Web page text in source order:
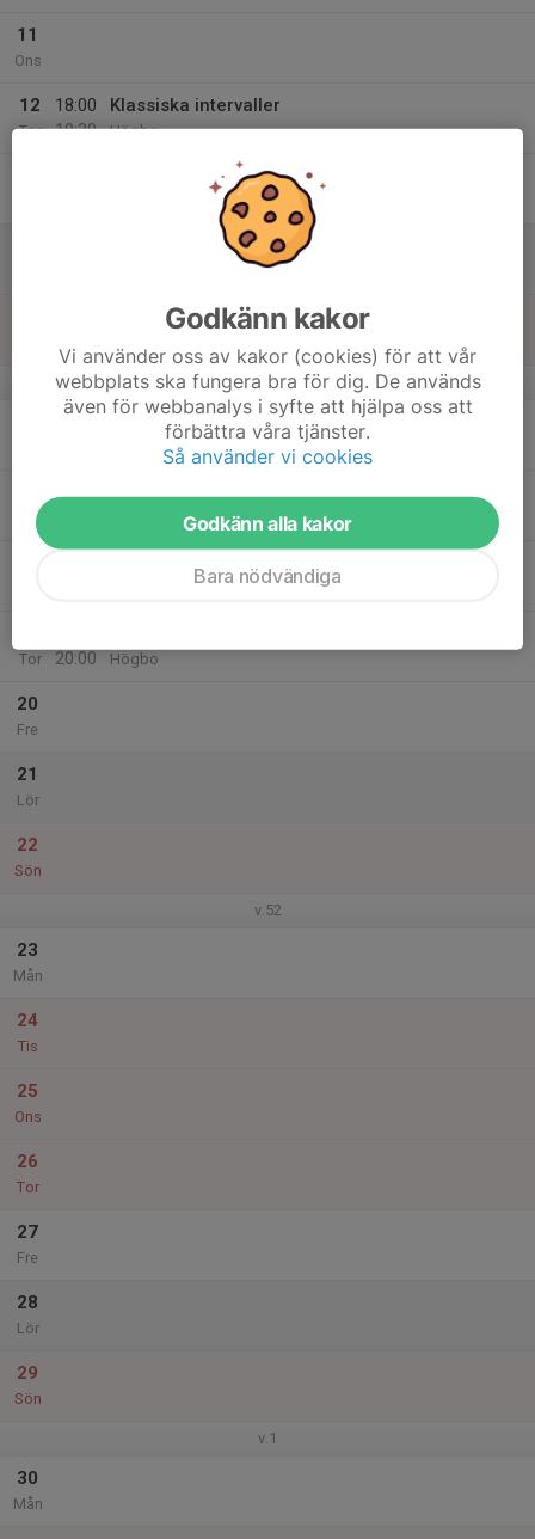
11
Ons
12
Tor
18:00
19:30
Klassiska intervaller
Högbo
v.51
18:00
A1 Skidor Skate
Högbo skidstadion
Tis
Tor
20:00
Högbo
20
Fre
21
Lör
22
Sön
v.52
23
Mån
24
Tis
25
Ons
26
Tor
27
Fre
28
Lör
29
Sön
v.1
30
Mån
Godkänn kakor
Vi använder oss av kakor (cookies) för att vår
webbplats ska fungera bra för dig. De används
även för webbanalys i syfte att hjälpa oss att
förbättra våra tjänster.
Så använder vi cookies
Godkänn alla kakor
Bara nödvändiga